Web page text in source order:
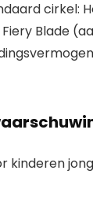
cirkel:
Blade
kinderen